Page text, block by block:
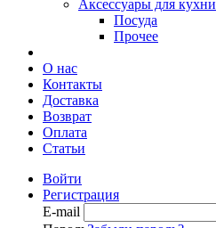
Аксессуары для кухни
Посуда
Прочее
О нас
Контакты
Доставка
Возврат
Оплата
Статьи
Войти
Регистрация
E-mail